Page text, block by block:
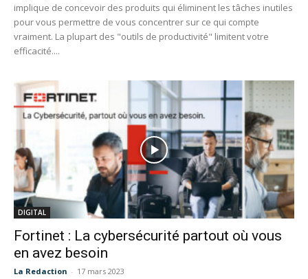
implique de concevoir des produits qui éliminent les tâches inutiles
pour vous permettre de vous concentrer sur ce qui compte
vraiment. La plupart des "outils de productivité" limitent votre
efficacité....
DIGITAL
Fortinet : La cybersécurité partout où vous
en avez besoin
La Redaction - 17 mars 2023